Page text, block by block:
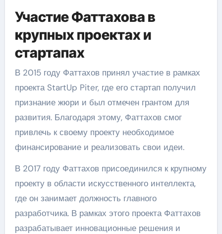
Участие Фаттахова в
крупных проектах и
стартапах
В 2015 году Фаттахов принял участие в рамках
проекта StartUp Piter, где его стартап получил
признание жюри и был отмечен грантом для
развития. Благодаря этому, Фаттахов смог
привлечь к своему проекту необходимое
финансирование и реализовать свои идеи.
В 2017 году Фаттахов присоединился к крупному
проекту в области искусственного интеллекта,
где он занимает должность главного
разработчика. В рамках этого проекта Фаттахов
разрабатывает инновационные решения и